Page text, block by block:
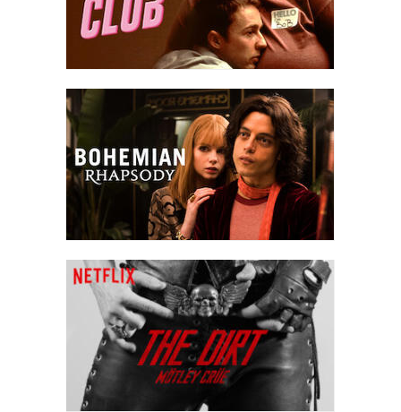
Sul palco del JVC, prima del primo pezzo, Fletcher rivela di
sapere che Andrew ha testimoniato contro di lui. Per vendicarsi,
Fletcher guida la band in una canzone che Andrew non conosce e
di cui non ha lo spartito. Dopo un'esibizione disastrosa, Andrew
esce dal palco umiliato ma torna e interrompe l'introduzione di
Fletcher al brano successivo suonando l'intro di "Caravan", dando
lui stesso il via alla band. Inizialmente arrabbiato, Fletcher
riprende la direzione d'orchestra e nota la performance
impeccabile di Andrew. Al termine del brano, Andrew continua con
un assolo prolungato e inaspettato. Impressionato dalla
performance di Andrew, Fletcher annuisce in segno di